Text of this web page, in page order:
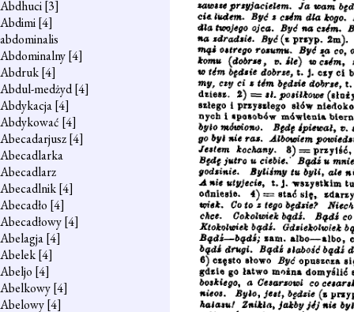
Abdhuci[3]
Abdimi[4]
abdominalis
Abdominalny[4]
Abdruk[4]
Abdul-medżyd[4]
Abdykacja[4]
Abdykować [4]
Abecadarjusz[4]
Abecadlarka
Abecadlarz
Abecadlnik[4]
Abecadło [4]
Abecadłowy[4]
Abelagja[4]
Abelek[4]
Abeljo [4]
Abelkowy[4]
Abelowy[4]